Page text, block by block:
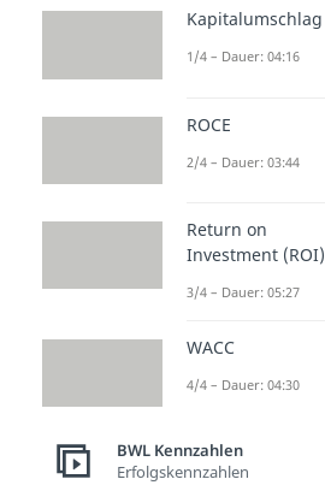
Kapitalumschlag
1/4 – Dauer: 04:16
ROCE
2/4 – Dauer: 03:44
Return on
Investment (ROI)
3/4 – Dauer: 05:27
WACC
4/4 – Dauer: 04:30
BWL Kennzahlen
Erfolgskennzahlen